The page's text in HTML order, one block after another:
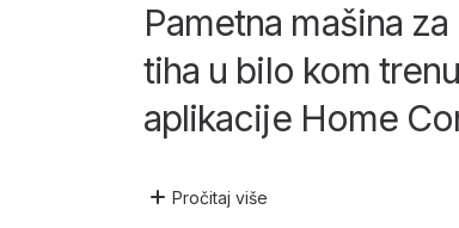
Pametna mašina
tiha u bilo kom
aplikacije Home
Pročitaj više